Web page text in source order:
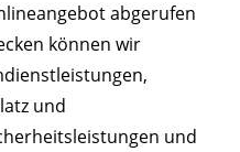
abgerufen
können wir
und
und